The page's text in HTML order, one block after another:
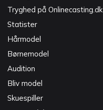
Tryghed på Onlinecasting.dk
Statister
Hårmodel
Børnemodel
Audition
Bliv model
Skuespiller